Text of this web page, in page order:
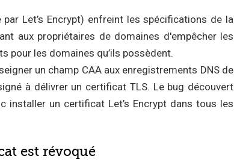
Let’s Encrypt) enfreint les spécifications de la
aux propriétaires de domaines d'empêcher les
les domaines qu’ils possèdent.
un champ CAA aux enregistrements DNS de
à délivrer un certificat TLS. Le bug découvert
installer un certificat Let’s Encrypt dans tous les
est révoqué